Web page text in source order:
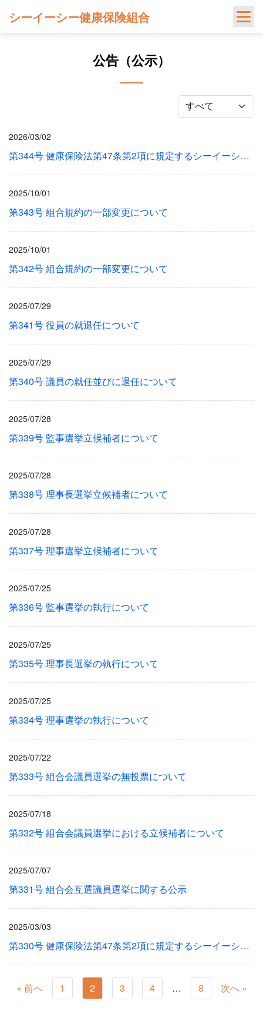
シーイーシー健康保険組合
公告（公示）
2026/03/02
第344号 健康保険法第47条第2項に規定するシーイーシー健康保険組合の標準報酬に関する件
2025/10/01
第343号 組合規約の一部変更について
2025/10/01
第342号 組合規約の一部変更について
2025/07/29
第341号 役員の就退任について
2025/07/29
第340号 議員の就任並びに退任について
2025/07/28
第339号 監事選挙立候補者について
2025/07/28
第338号 理事長選挙立候補者について
2025/07/28
第337号 理事選挙立候補者について
2025/07/25
第336号 監事選挙の執行について
2025/07/25
第335号 理事長選挙の執行について
2025/07/25
第334号 理事選挙の執行について
2025/07/22
第333号 組合会議員選挙の無投票について
2025/07/18
第332号 組合会議員選挙における立候補者について
2025/07/07
第331号 組合会互選議員選挙に関する公示
2025/03/03
第330号 健康保険法第47条第2項に規定するシーイーシー健康保険組合の標準報酬に関する件
« 前へ 1 2 3 4 … 8 次へ »